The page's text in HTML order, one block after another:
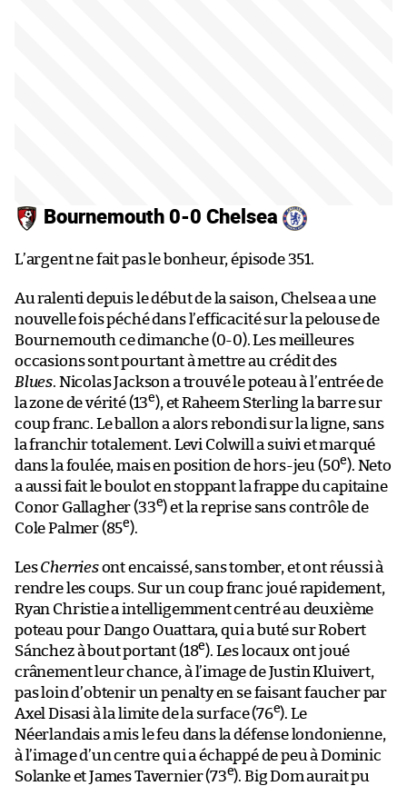
Bournemouth 0-0 Chelsea
L’argent ne fait pas le bonheur, épisode 351.
Au ralenti depuis le début de la saison, Chelsea a une
nouvelle fois péché dans l’efficacité sur la pelouse de
Bournemouth ce dimanche (0-0). Les meilleures
occasions sont pourtant à mettre au crédit des
Blues. Nicolas Jackson a trouvé le poteau à l’entrée de
la zone de vérité (13e), et Raheem Sterling la barre sur
coup franc. Le ballon a alors rebondi sur la ligne, sans
la franchir totalement. Levi Colwill a suivi et marqué
dans la foulée, mais en position de hors-jeu (50e). Neto
a aussi fait le boulot en stoppant la frappe du capitaine
Conor Gallagher (33e) et la reprise sans contrôle de
Cole Palmer (85e).
LesCherriesont encaissé, sans tomber, et ont réussi à
rendre les coups. Sur un coup franc joué rapidement,
Ryan Christie a intelligemment centré au deuxième
poteau pour Dango Ouattara, qui a buté sur Robert
Sánchez à bout portant (18e). Les locaux ont joué
crânement leur chance, à l’image de Justin Kluivert,
pas loin d’obtenir un penalty en se faisant faucher par
Axel Disasi à la limite de la surface (76e). Le
Néerlandais a mis le feu dans la défense londonienne,
à l’image d’un centre qui a échappé de peu à Dominic
Solanke et James Tavernier (73e). Big Dom aurait pu